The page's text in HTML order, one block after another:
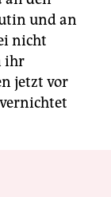
und an
nicht
ihr
jetzt vor